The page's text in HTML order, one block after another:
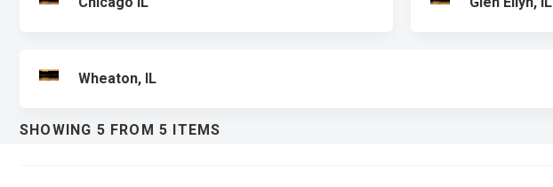
Wheaton, IL
SHOWING 5 FROM 5 ITEMS